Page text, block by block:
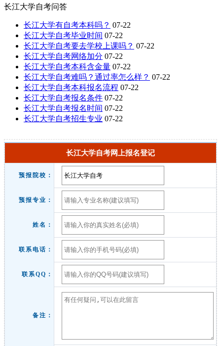
长江大学自考问答
长江大学有自考本科吗？ 07-22
长江大学自考毕业时间 07-22
长江大学自考要去学校上课吗？ 07-22
长江大学自考网络加分 07-22
长江大学自考本科含金量 07-22
长江大学自考难吗？通过率怎么样？ 07-22
长江大学自考本科报名流程 07-22
长江大学自考报名条件 07-22
长江大学自考报名时间 07-22
长江大学自考招生专业 07-22
长江大学自考网上报名登记
预报院校：
预报专业：
姓名：
联系电话：
联系QQ：
备注：